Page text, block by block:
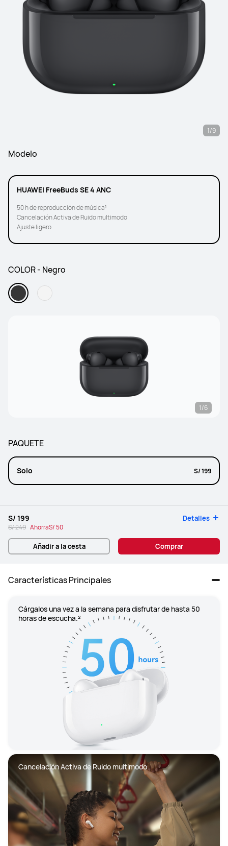
1/9
Modelo
HUAWEI FreeBuds SE 4 ANC
50 h de reproducción de música¹
Cancelación Activa de Ruido multimodo
Ajuste ligero
COLOR - Negro
1/6
PAQUETE
Solo S/ 199
S/ 199 Detalles
S/ 249 AhorraS/ 50
Añadir a la cesta Comprar
Características Principales
Cárgalos una vez a la semana para disfrutar de hasta 50